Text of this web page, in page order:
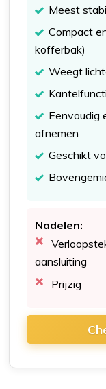
Meest
Compact
kofferbak)
Weegt
Eenvoudig
afnemen
Geschikt
Nadelen:
aansluiting
Prijzig